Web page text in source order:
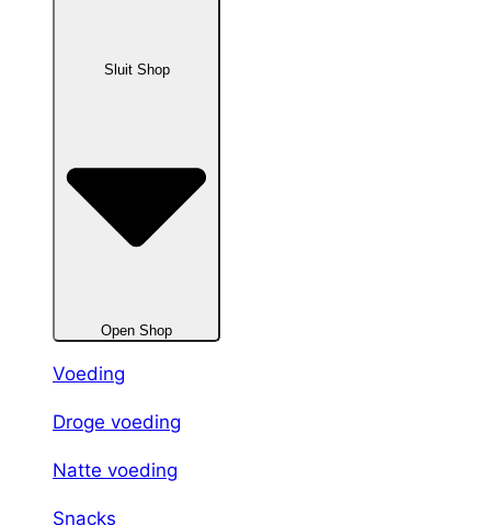
Sluit Shop
Open Shop
Voeding
Droge voeding
Natte voeding
Snacks